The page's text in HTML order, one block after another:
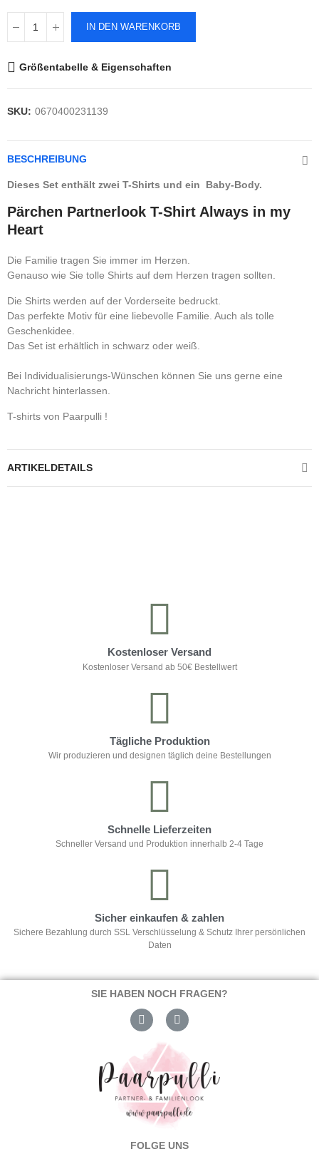
IN DEN WARENKORB
Größentabelle & Eigenschaften
SKU: 0670400231139
BESCHREIBUNG
Dieses Set enthält zwei T-Shirts und ein Baby-Body.
Pärchen Partnerlook T-Shirt Always in my
Heart
Die Familie tragen Sie immer im Herzen.
Genauso wie Sie tolle Shirts auf dem Herzen tragen sollten.
Die Shirts werden auf der Vorderseite bedruckt.
Das perfekte Motiv für eine liebevolle Familie. Auch als tolle
Geschenkidee.
Das Set ist erhältlich in schwarz oder weiß.
Bei Individualisierungs-Wünschen können Sie uns gerne eine
Nachricht hinterlassen.
T-shirts von Paarpulli !
ARTIKELDETAILS
Kostenloser Versand
Kostenloser Versand ab 50€ Bestellwert
Tägliche Produktion
Wir produzieren und designen täglich deine Bestellungen
Schnelle Lieferzeiten
Schneller Versand und Produktion innerhalb 2-4 Tage
Sicher einkaufen & zahlen
Sichere Bezahlung durch SSL Verschlüsselung & Schutz Ihrer persönlichen
Daten
SIE HABEN NOCH FRAGEN?
FOLGE UNS